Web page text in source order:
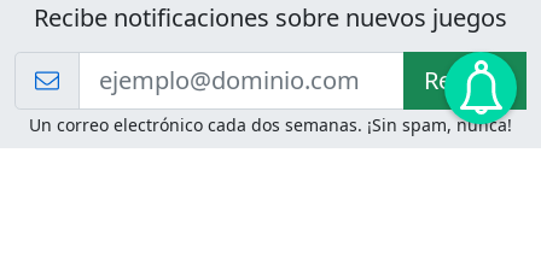
Recibe notificaciones sobre nuevos juegos
Recibir!
Un correo electrónico cada dos semanas. ¡Sin spam, nunca!